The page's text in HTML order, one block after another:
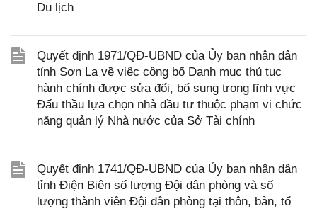
Du lịch
Quyết định 1971/QĐ-UBND của Ủy ban nhân dân
tỉnh Sơn La về việc công bố Danh mục thủ tục
hành chính được sửa đổi, bổ sung trong lĩnh vực
Đấu thầu lựa chọn nhà đầu tư thuộc phạm vi chức
năng quản lý Nhà nước của Sở Tài chính
Quyết định 1741/QĐ-UBND của Ủy ban nhân dân
tỉnh Điện Biên số lượng Đội dân phòng và số
lượng thành viên Đội dân phòng tại thôn, bản, tổ